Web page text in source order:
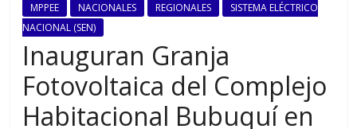
MPPEE NACIONALES REGIONALES
SISTEMA ELÉCTRICO
NACIONAL (SEN)
Inauguran Granja
Fotovoltaica del Complejo
Habitacional Bubuquí en